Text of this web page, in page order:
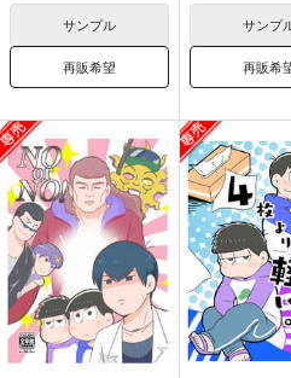
サンプル
再販希望
サンプ
再販希